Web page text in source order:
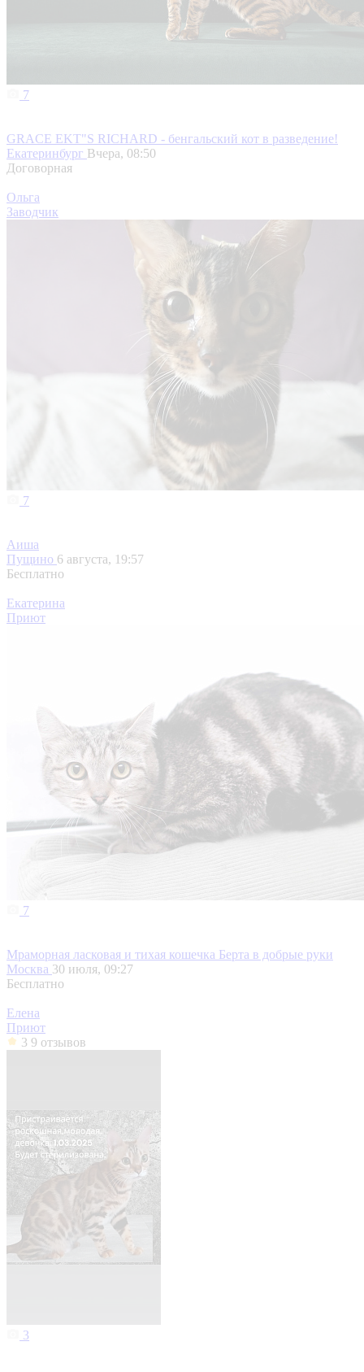
7
GRACE EKT"S RICHARD - бенгальский кот в разведение!
Екатеринбург Вчера, 08:50
Договорная
Ольга
Заводчик
7
Аиша
Пущино 6 августа, 19:57
Бесплатно
Екатерина
Приют
7
Мраморная ласковая и тихая кошечка Берта в добрые руки
Москва 30 июля, 09:27
Бесплатно
Елена
Приют
3 9 отзывов
3